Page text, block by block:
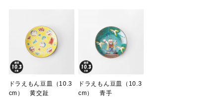
ドラえもん豆皿（10.3
cm） 黄交趾
ドラえもん豆皿（10.3
cm） 青手